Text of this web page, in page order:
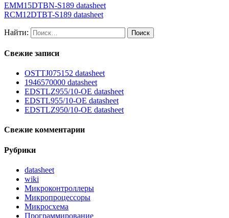
EMM15DTBN-S189 datasheet
RCM12DTBT-S189 datasheet
Найти:
Свежие записи
OSTTJ075152 datasheet
1946570000 datasheet
EDSTLZ955/10-OE datasheet
EDSTL955/10-OE datasheet
EDSTLZ950/10-OE datasheet
Свежие комментарии
Рубрики
datasheet
wiki
Микроконтроллеры
Микропроцессоры
Микросхема
Программирование